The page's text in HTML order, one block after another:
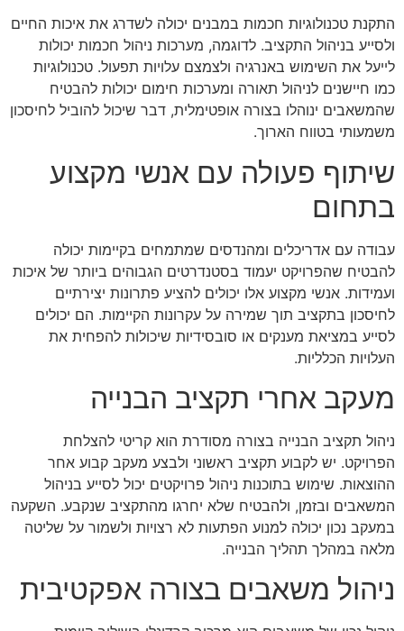
התקנת טכנולוגיות חכמות במבנים יכולה לשדרג את איכות החיים
ולסייע בניהול התקציב. לדוגמה, מערכות ניהול חכמות יכולות
לייעל את השימוש באנרגיה ולצמצם עלויות תפעול. טכנולוגיות
כמו חיישנים לניהול תאורה ומערכות חימום יכולות להבטיח
שהמשאבים ינוהלו בצורה אופטימלית, דבר שיכול להוביל לחיסכון
משמעותי בטווח הארוך.
שיתוף פעולה עם אנשי מקצוע
בתחום
עבודה עם אדריכלים ומהנדסים שמתמחים בקיימות יכולה
להבטיח שהפרויקט יעמוד בסטנדרטים הגבוהים ביותר של איכות
ועמידות. אנשי מקצוע אלו יכולים להציע פתרונות יצירתיים
לחיסכון בתקציב תוך שמירה על עקרונות הקיימות. הם יכולים
לסייע במציאת מענקים או סובסידיות שיכולות להפחית את
העלויות הכלליות.
מעקב אחרי תקציב הבנייה
ניהול תקציב הבנייה בצורה מסודרת הוא קריטי להצלחת
הפרויקט. יש לקבוע תקציב ראשוני ולבצע מעקב קבוע אחר
ההוצאות. שימוש בתוכנות ניהול פרויקטים יכול לסייע בניהול
המשאבים ובזמן, ולהבטיח שלא יחרגו מהתקציב שנקבע. השקעה
במעקב נכון יכולה למנוע הפתעות לא רצויות ולשמור על שליטה
מלאה במהלך תהליך הבנייה.
ניהול משאבים בצורה אפקטיבית